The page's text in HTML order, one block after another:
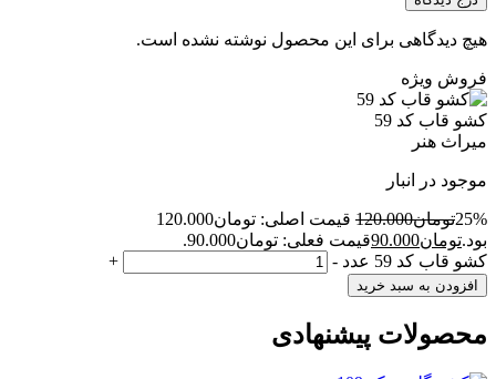
هیچ دیدگاهی برای این محصول نوشته نشده است.
فروش ویژه
کشو قاب کد 59
میراث هنر
موجود در انبار
25%تومان120.000
قیمت اصلی: تومان120.000
بود.تومان90.000قیمت فعلی: تومان90.000.
کشو قاب کد 59 عدد
-
+
افزودن به سبد خرید
محصولات پیشنهادی